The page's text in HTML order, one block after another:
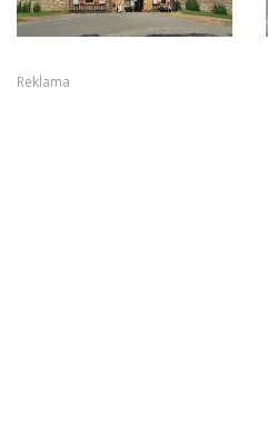
Reklama